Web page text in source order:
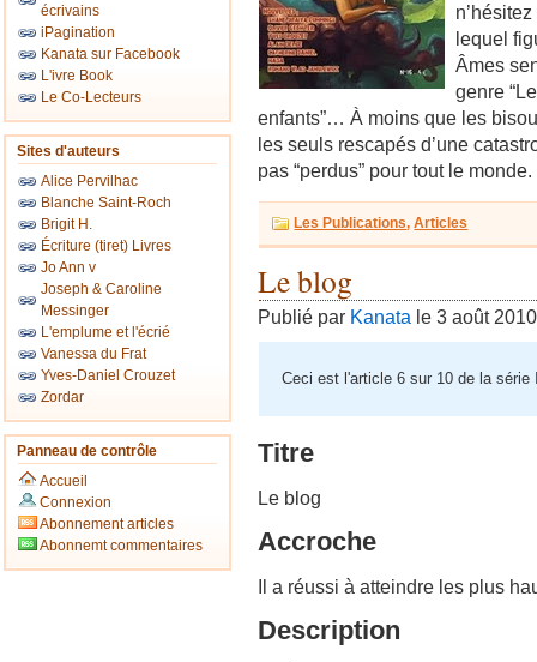
écrivains
iPagination
Kanata sur Facebook
L'ivre Book
Le Co-Lecteurs
Sites d'auteurs
Alice Pervilhac
Blanche Saint-Roch
Brigit H.
Écriture (tiret) Livres
Jo Ann v
Joseph & Caroline
Messinger
L'emplume et l'écrié
Vanessa du Frat
Yves-Daniel Crouzet
Zordar
Panneau de contrôle
Accueil
Connexion
Abonnement articles
Abonnemt commentaires
lequel
Âmes
genre
enfants”… À moins que les
les seuls rescapés d’une
pas “perdus” pour tout le monde.
Les Publications,Articles
Le blog
Publié par Kanata le 3 août 2010
Ceci est l'article 6 sur 10 de la série
Titre
Le blog
Accroche
Il a réussi à atteindre les plus
Description